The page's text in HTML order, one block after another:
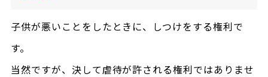
子供が悪いことをしたときに、しつけをする権利で
す。
当然ですが、決して虐待が許される権利ではありませ